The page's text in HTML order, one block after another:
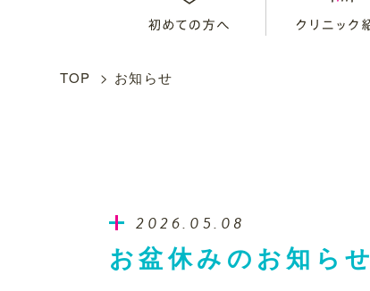
TOP お知らせ
2026.05.08
お盆休みのお知らせ